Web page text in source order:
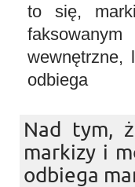
to się,
wewnętrzne,
odbiega
Nad tym,
markizy i
odbiega